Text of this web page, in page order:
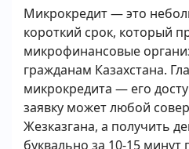
Микрокредит — это
короткий срок, который
микрофинансовые
гражданам Казахстана.
микрокредита — его
заявку может любой
Жезказгана, а получить
буквально за 10-15 минут